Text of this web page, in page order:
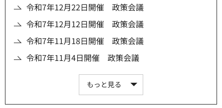
令和7年12月22日開催 政策会議
令和7年12月12日開催 政策会議
令和7年11月18日開催 政策会議
令和7年11月4日開催 政策会議
もっと見る